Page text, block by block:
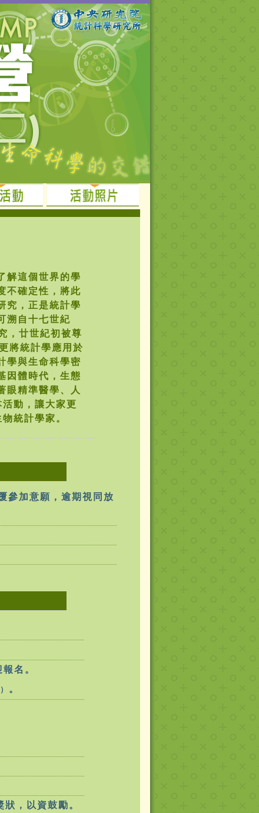
這個世界的學
不確定性，將此
究，正是統計學
溯自十七世紀
，廿世紀初被尊
將統計學應用於
學與生命科學密
因體時代，生態
眼精準醫學、人
動，讓大家更
統計學家。
參加意願，逾期視同放
名。
。
，以資鼓勵。